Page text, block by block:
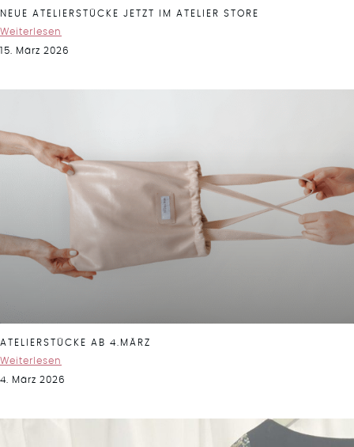
NEUE ATELIERSTÜCKE JETZT IM ATELIER STORE
Weiterlesen
15. März 2026
ATELIERSTÜCKE AB 4.MÄRZ
Weiterlesen
4. März 2026